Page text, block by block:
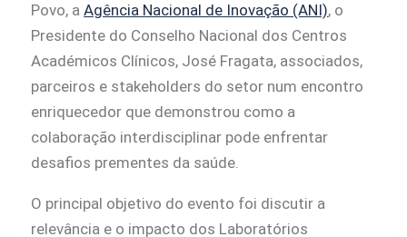
Povo, aAgência Nacional de Inovação (ANI), o
Presidente do Conselho Nacional dos Centros
Académicos Clínicos, José Fragata, associados,
parceiros e stakeholders do setor num encontro
enriquecedor que demonstrou como a
colaboração interdisciplinar pode enfrentar
desafios prementes da saúde.
O principal objetivo do evento foi discutir a
relevância e o impacto dos Laboratórios